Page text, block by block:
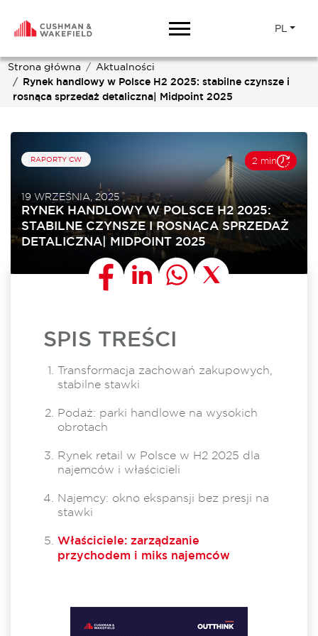
PL
Strona główna
Aktualności
Rynek handlowy w Polsce H2 2025: stabilne czynsze i
rosnąca sprzedaż detaliczna| Midpoint 2025
2 min
RAPORTY CW
19 WRZEŚNIA, 2025
RYNEK HANDLOWY W POLSCE H2 2025:
STABILNE CZYNSZE I ROSNĄCA SPRZEDAŻ
DETALICZNA| MIDPOINT 2025
SPIS TREŚCI
Transformacja zachowań zakupowych,
stabilne stawki
Podaż: parki handlowe na wysokich
obrotach
Rynek retail w Polsce w H2 2025 dla
najemców i właścicieli
Najemcy: okno ekspansji bez presji na
stawki
Właściciele: zarządzanie
przychodem i miks najemców